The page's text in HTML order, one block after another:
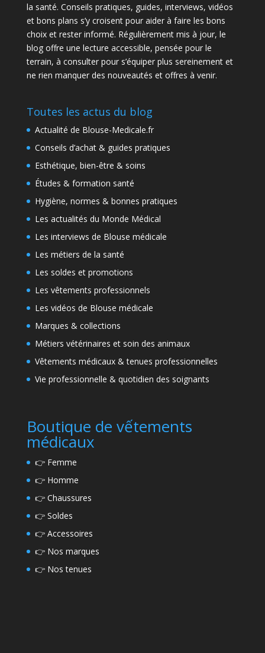
la santé. Conseils pratiques, guides, interviews, vidéos
et bons plans s’y croisent pour aider à faire les bons
choix et rester informé. Régulièrement mis à jour, le
blog offre une lecture accessible, pensée pour le
terrain, à consulter pour s’équiper plus sereinement et
ne rien manquer des nouveautés et offres à venir.
Toutes les actus du blog
Actualité de Blouse-Medicale.fr
Conseils d’achat & guides pratiques
Esthétique, bien-être & soins
Études & formation santé
Hygiène, normes & bonnes pratiques
Les actualités du Monde Médical
Les interviews de Blouse médicale
Les métiers de la santé
Les soldes et promotions
Les vêtements professionnels
Les vidéos de Blouse médicale
Marques & collections
Métiers vétérinaires et soin des animaux
Vêtements médicaux & tenues professionnelles
Vie professionnelle & quotidien des soignants
Boutique de vếtements
médicaux
👉 Femme
👉 Homme
👉 Chaussures
👉 Soldes
👉 Accessoires
👉 Nos marques
👉 Nos tenues